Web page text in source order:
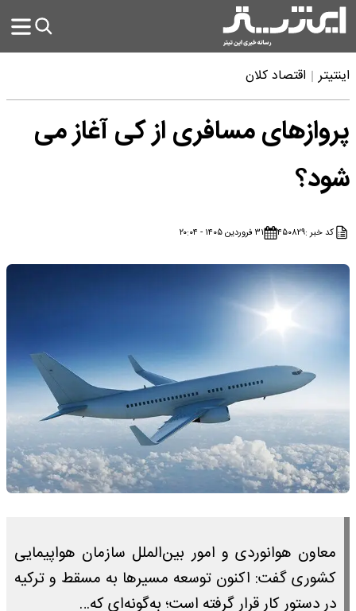
اینتیتر اقتصاد کلان
پروازهای مسافری از کی آغاز می
شود؟
کد خبر :۴۵۰۸۲۹ ۳۱ فروردین ۱۴۰۵ - ۲۰:۰۴
معاون هوانوردی و امور بین‌الملل سازمان هواپیمایی
کشوری گفت: اکنون توسعه مسیرها به مسقط و ترکیه
در دستور کار قرار گرفته است؛ به‌گونه‌ای که…